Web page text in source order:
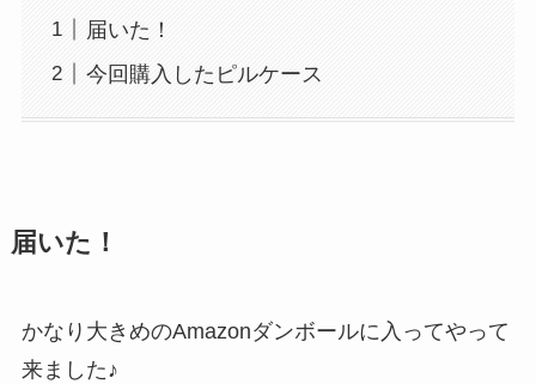
届いた！
今回購入したピルケース
届いた！
かなり大きめのAmazonダンボールに入ってやって
来ました♪